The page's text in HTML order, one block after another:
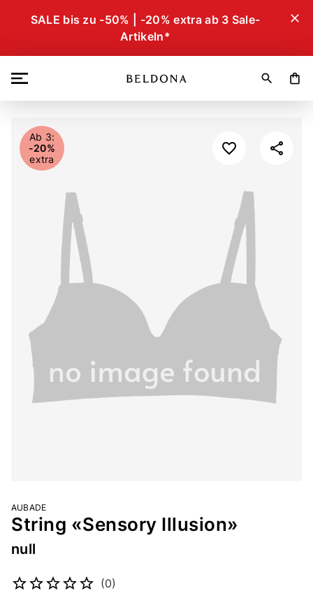
SALE bis zu -50% | -20% extra ab 3 Sale-
Artikeln*
close
search shopping_bag
Ab 3:
-20%
extra
AUBADE
String «Sensory Illusion»
null
(0)